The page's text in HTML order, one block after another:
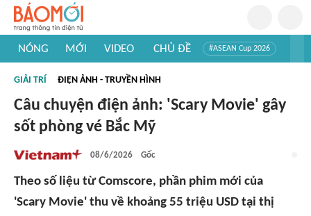
NÓNG MỚI VIDEO CHỦ ĐỀ #ASEAN Cup 2026
#Khám phá thế giới
GIẢI TRÍ ĐIỆN ẢNH - TRUYỀN HÌNH
Câu chuyện điện ảnh: 'Scary Movie' gây
sốt phòng vé Bắc Mỹ
08/6/2026 Gốc
Theo số liệu từ Comscore, phần phim mới của
'Scary Movie' thu về khoảng 55 triệu USD tại thị